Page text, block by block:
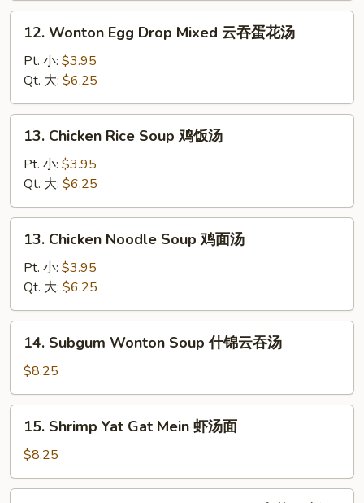
花
Wonton
Egg
Drop
Mixed
云
12. Wonton Egg Drop Mixed 云吞蛋花汤
Pt. 小: $3.95
Qt. 大: $6.25
Chicken
Rice
Soup
鸡
饭
13. Chicken Rice Soup 鸡饭汤
Pt. 小: $3.95
Qt. 大: $6.25
Chicken
Noodle
Soup
鸡
面
13. Chicken Noodle Soup 鸡面汤
Pt. 小: $3.95
Qt. 大: $6.25
Subgum
Wonton
Soup
什
汤
14. Subgum Wonton Soup 什锦云吞汤
$8.25
Shrimp
Yat
Gat
Mein
15. Shrimp Yat Gat Mein 虾汤面
$8.25